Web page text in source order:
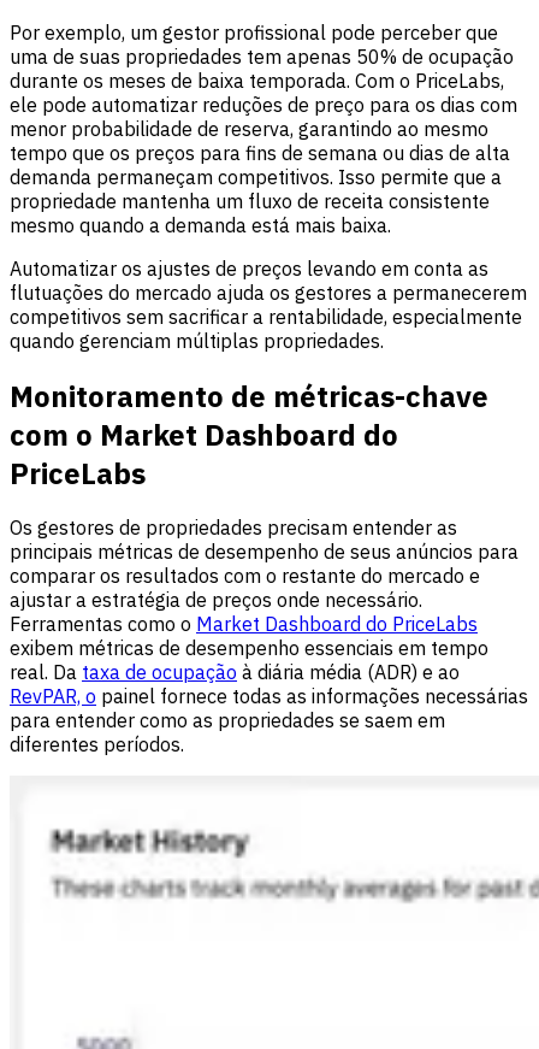
Por exemplo, um gestor profissional pode perceber que
uma de suas propriedades tem apenas 50% de ocupação
durante os meses de baixa temporada. Com o PriceLabs,
ele pode automatizar reduções de preço para os dias com
menor probabilidade de reserva, garantindo ao mesmo
tempo que os preços para fins de semana ou dias de alta
demanda permaneçam competitivos. Isso permite que a
propriedade mantenha um fluxo de receita consistente
mesmo quando a demanda está mais baixa.
Automatizar os ajustes de preços levando em conta as
flutuações do mercado ajuda os gestores a permanecerem
competitivos sem sacrificar a rentabilidade, especialmente
quando gerenciam múltiplas propriedades.
Monitoramento de métricas-chave
com o Market Dashboard do
PriceLabs
Os gestores de propriedades precisam entender as
principais métricas de desempenho de seus anúncios para
comparar os resultados com o restante do mercado e
ajustar a estratégia de preços onde necessário.
Ferramentas como o Market Dashboard do PriceLabs
exibem métricas de desempenho essenciais em tempo
real. Da taxa de ocupação à diária média (ADR) e ao
RevPAR, o painel fornece todas as informações necessárias
para entender como as propriedades se saem em
diferentes períodos.